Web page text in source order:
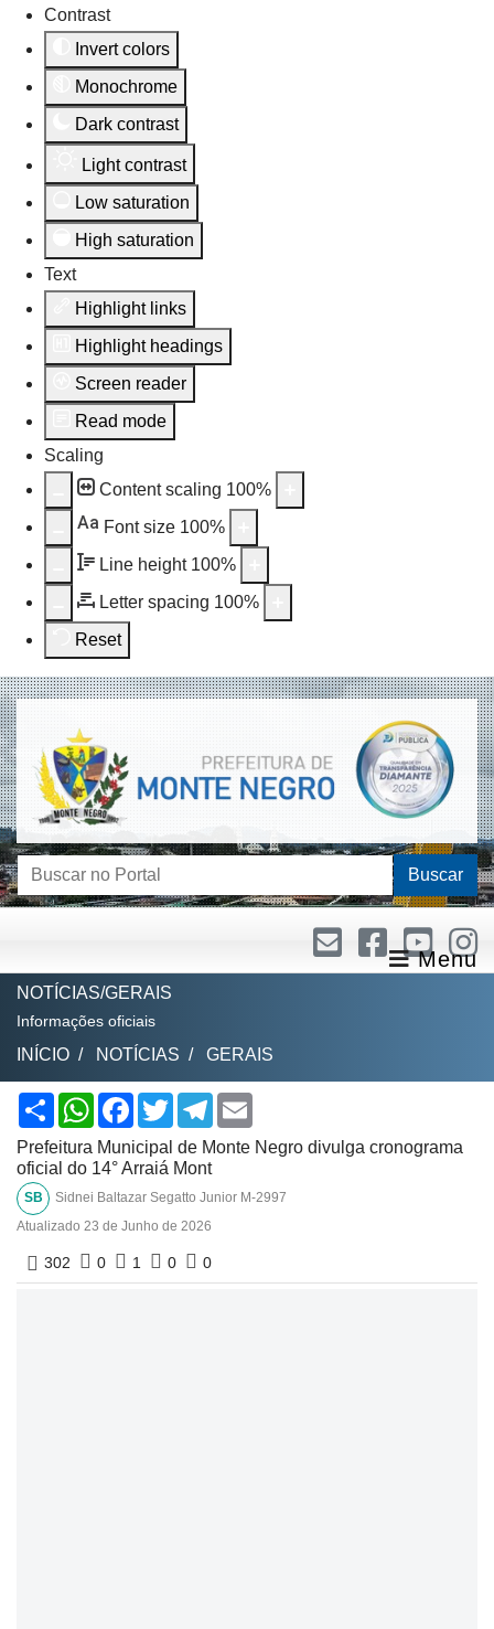
Contrast
Invert colors
Monochrome
Dark contrast
Light contrast
Low saturation
High saturation
Text
Highlight links
Highlight headings
Screen reader
Read mode
Scaling
Content scaling 100%
Aa Font size 100%
Line height 100%
Letter spacing 100%
Reset
Buscar
NOTÍCIAS/GERAIS
Informações oficiais
INÍCIO NOTÍCIAS GERAIS
ShareWhatsAppFacebook
TwitterTelegram
Prefeitura Municipal de Monte Negro divulga cronograma
oficial do 14° Arraiá Mont
SB
Sidnei Baltazar Segatto Junior M-2997
Atualizado 23 de Junho de 2026
302 0 1 0 0